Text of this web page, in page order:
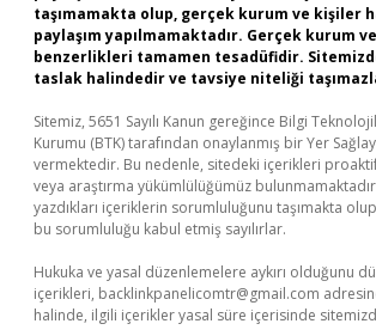
taşımamakta olup, gerçek kurum ve kişiler
paylaşım yapılmamaktadır. Gerçek kurum
benzerlikleri tamamen tesadüfidir.
taslak halindedir ve tavsiye niteliği
Sitemiz, 5651 Sayılı Kanun gereğince Bilgi
Kurumu (BTK) tarafından onaylanmış bir Yer
vermektedir. Bu nedenle, sitedeki içerikleri
veya araştırma yükümlülüğümüz
yazdıkları içeriklerin sorumluluğunu taşımakta
bu sorumluluğu kabul etmiş sayılırlar.
Hukuka ve yasal düzenlemelere aykırı olduğunu
içerikleri, backlinkpanelicomtr@gmail.com
halinde, ilgili içerikler yasal süre içerisinde